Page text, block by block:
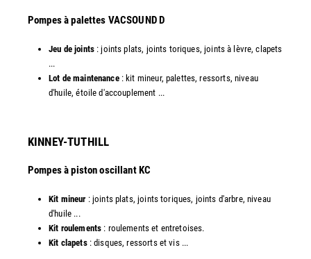
Pompes à palettes VACSOUND D
Jeu de joints : joints plats, joints toriques, joints à lèvre, clapets
...
Lot de maintenance: kit mineur, palettes, ressorts, niveau
d'huile, étoile d'accouplement ...​​
KINNEY-TUTHILL
Pompes à piston oscillant KC
Kit mineur : joints plats, joints toriques, joints d'arbre, niveau
d'huile ...
Kit roulements : roulements et entretoises.
Kit clapets: disques, ressorts et vis ...